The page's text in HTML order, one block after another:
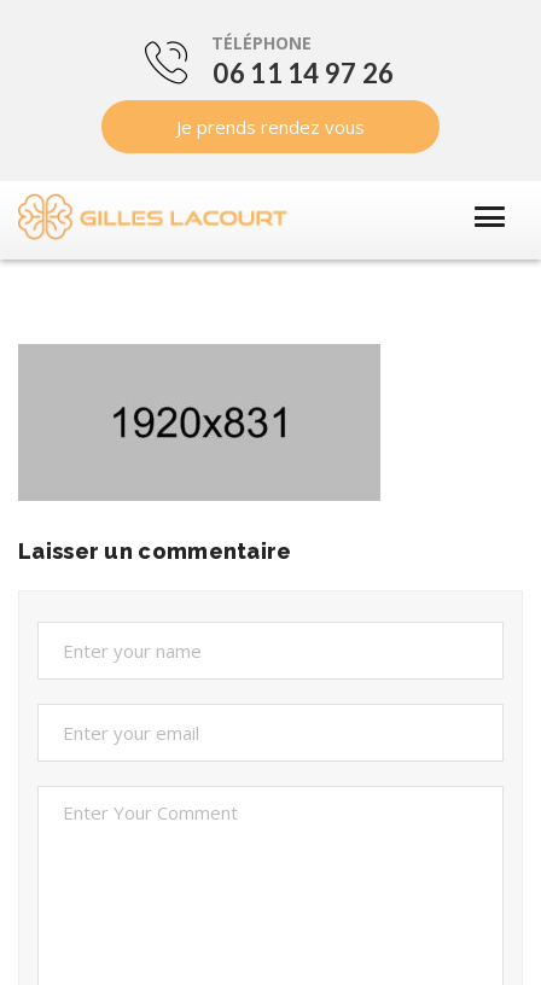
TÉLÉPHONE
06 11 14 97 26
Je prends rendez vous
Laisser un commentaire